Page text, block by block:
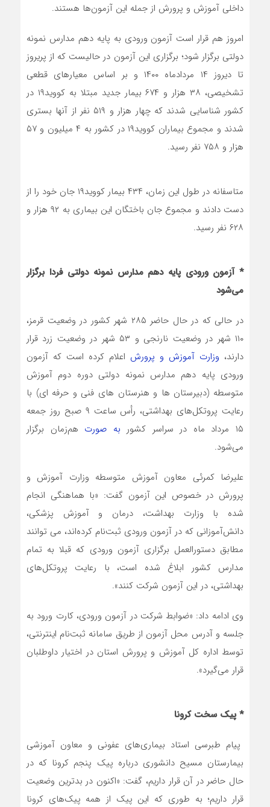
داخلی آموزش و پرورش از جمله این آزمون‌ها هستند.
امروز هم قرار است آزمون ورودی به پایه دهم مدارس نمونه
دولتی برگزار شود؛ برگزاری این آزمون در حالیست که از پریروز
تا دیروز ۱۴ مردادماه ۱۴۰۰ و بر اساس معیارهای قطعی
تشخیصی، ۳۸ هزار و ۶۷۴ بیمار جدید مبتلا به کووید۱۹ در
کشور شناسایی شدند که چهار هزار و ۵۱۹ نفر از آنها بستری
شدند و مجموع بیماران کووید۱۹ در کشور به ۴ میلیون و ۵۷
هزار و ۷۵۸ نفر رسید.
متاسفانه در طول این زمان، ۴۳۴ بیمار کووید۱۹ جان خود را از
دست دادند و مجموع جان باختگان این بیماری به ۹۲ هزار و
۶۲۸ نفر رسید.
* آزمون ورودی پایه دهم مدارس نمونه دولتی فردا برگزار
می‌شود
در حالی که در حال حاضر ۲۸۵ شهر کشور در وضعیت قرمز،
۱۱۰ شهر در وضعیت نارنجی و ۵۳ شهر در وضعیت زرد قرار
دارند، وزارت آموزش و پرورش اعلام کرده است که آزمون
ورودی پایه دهم مدارس نمونه دولتی دوره دوم آموزش
متوسطه (دبیرستان ها و هنرستان های فنی و حرفه ای) با
رعایت پروتکل‌های بهداشتی، رأس ساعت ۹ صبح روز جمعه
۱۵ مرداد ماه در سراسر کشور
به صورت هم‌زمان برگزار
می‌شود.
علیرضا کمرئی معاون آموزش متوسطه وزارت آموزش و
پرورش در خصوص این آزمون گفت: «با هماهنگی انجام
شده با وزارت بهداشت، درمان و آموزش پزشکی،
دانش‌آموزانی که در آزمون ورودی ثبت‌نام کرده‌اند، می توانند
مطابق دستورالعمل برگزاری آزمون ورودی که قبلا به تمام
مدارس کشور ابلاغ شده است، با رعایت پروتکل‌های
بهداشتی، در این آزمون شرکت کنند».
وی ادامه داد: «ضوابط شرکت در آزمون ورودی، کارت ورود به
جلسه و آدرس محل آزمون از طریق سامانه ثبت‌نام اینترنتی،
توسط اداره کل آموزش و پرورش استان در اختیار داوطلبان
قرار می‌گیرد».
* پیک سخت کرونا
پیام طبرسی استاد بیماری‌های عفونی و معاون آموزشی
بیمارستان مسیح دانشوری درباره پیک پنجم کرونا که در
حال حاضر در آن قرار داریم، گفت: «اکنون در بدترین وضعیت
قرار داریم؛ به طوری که این پیک از همه پیک‌های کرونا